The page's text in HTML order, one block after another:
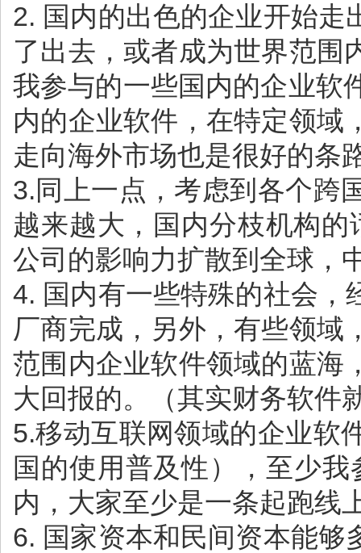
2. 国内的出色的企业开始走
了出去，或者成为世界范围
我参与的一些国内的企业软
内的企业软件，在特定领域
走向海外市场也是很好的条
3.同上一点，考虑到各个跨
越来越大，国内分枝机构
公司的影响力扩散到全球，
4. 国内有一些特殊的社会，
厂商完成，另外，有些领域
范围内企业软件领域的蓝海
大回报的。（其实财务软件
5.移动互联网领域的企业软
国的使用普及性），至少
内，大家至少是一条起跑线
6. 国家资本和民间资本能够